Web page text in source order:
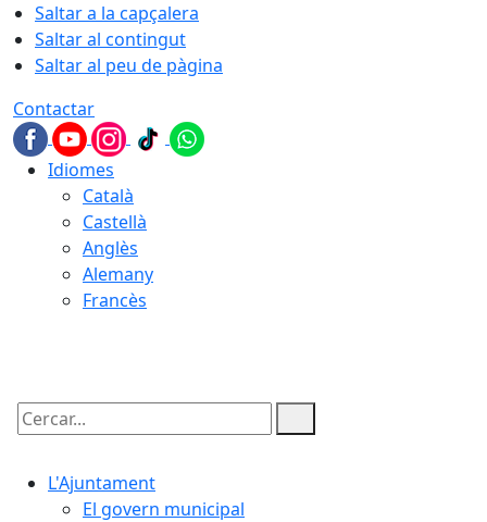
Saltar a la capçalera
Saltar al contingut
Saltar al peu de pàgina
Contactar
Idiomes
Català
Castellà
Anglès
Alemany
Francès
Cercar:
L'Ajuntament
El govern municipal